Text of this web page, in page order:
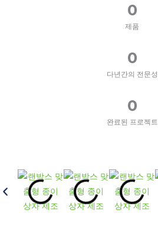
제품
0
다년간의 전문성
0
완료된 프로젝트
0